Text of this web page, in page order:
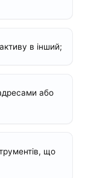
в інший;
або
що